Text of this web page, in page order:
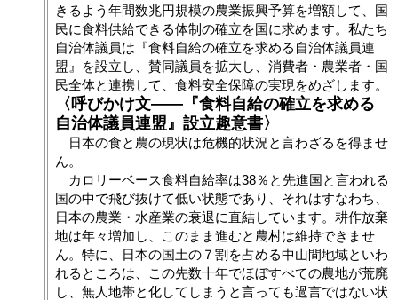
きるよう年間数兆円規模の農業振興予算を増額して、国
民に食料供給できる体制の確立を国に求めます。私たち
自治体議員は『食料自給の確立を求める自治体議員連
盟』を設立し、賛同議員を拡大し、消費者・農業者・国
民全体と連携して、食料安全保障の実現をめざします。
〈呼びかけ文――『食料自給の確立を求める
自治体議員連盟』設立趣意書〉
日本の食と農の現状は危機的状況と言わざるを得ませ
ん。
カロリーベース食料自給率は38％と先進国と言われる
国の中で飛び抜けて低い状態であり、それはすなわち、
日本の農業・水産業の衰退に直結しています。耕作放棄
地は年々増加し、このまま進むと農村は維持できませ
ん。特に、日本の国土の７割を占める中山間地域といわ
れるところは、この先数十年でほぼすべての農地が荒廃
し、無人地帯と化してしまうと言っても過言ではない状